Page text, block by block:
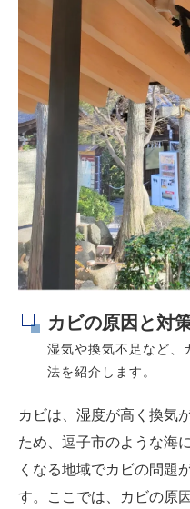
カビの原因と対
湿気や換気不足など、
法を紹介します。
カビは、湿度が高く換気
ため、逗子市のような海
くなる地域でカビの問題
す。ここでは、カビの原